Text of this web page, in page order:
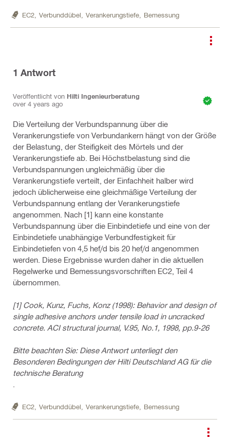
EC2, Verbunddübel, Verankerungstiefe, Bemessung
1 Antwort
Veröffentlicht von Hilti Ingenieurberatung
over 4 years ago
Die Verteilung der Verbundspannung über die
Verankerungstiefe von Verbundankern hängt von der Größe
der Belastung, der Steifigkeit des Mörtels und der
Verankerungstiefe ab. Bei Höchstbelastung sind die
Verbundspannungen ungleichmäßig über die
Verankerungstiefe verteilt, der Einfachheit halber wird
jedoch üblicherweise eine gleichmäßige Verteilung der
Verbundspannung entlang der Verankerungstiefe
angenommen. Nach [1] kann eine konstante
Verbundspannung über die Einbindetiefe und eine von der
Einbindetiefe unabhängige Verbundfestigkeit für
Einbindetiefen von 4,5 hef/d bis 20 hef/d angenommen
werden. Diese Ergebnisse wurden daher in die aktuellen
Regelwerke und Bemessungsvorschriften EC2, Teil 4
übernommen.
[1] Cook, Kunz, Fuchs, Konz (1998): Behavior and design of
single adhesive anchors under tensile load in uncracked
concrete. ACI structural journal, V.95, No.1, 1998, pp.9-26
Bitte beachten Sie: Diese Antwort unterliegt den
Besonderen Bedingungen der Hilti Deutschland AG für die
technische Beratung
EC2, Verbunddübel, Verankerungstiefe, Bemessung